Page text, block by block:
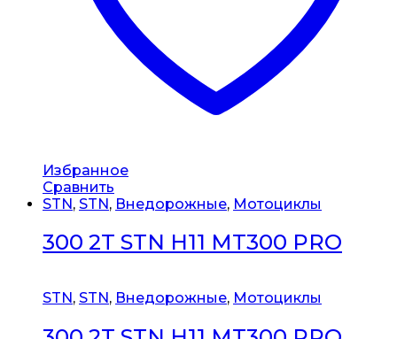
Избранное
Сравнить
STN, STN, Внедорожные, Мотоциклы
300 2T STN H11 MT300 PRO
STN , STN , Внедорожные, Мотоциклы